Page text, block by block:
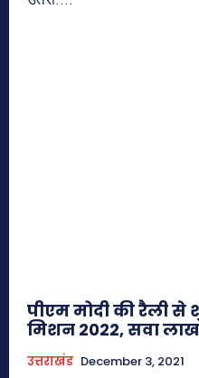
पीएम मोदी की रैली से
मिशन 2022, सवा
उत्तराखंड December 3, 2021